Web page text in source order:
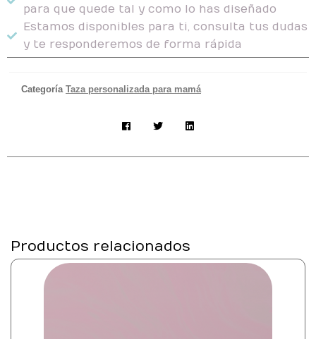
para que quede tal y como lo has diseñado
Estamos disponibles para ti, consulta tus dudas
y te responderemos de forma rápida
Categoría Taza personalizada para mamá
Productos relacionados